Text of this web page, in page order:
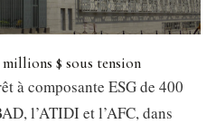
$ sous tension
à composante ESG de 400
l’ATIDI et l’AFC, dans